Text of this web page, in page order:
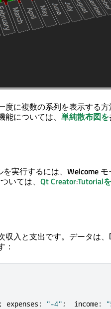
に複数の系列を表示する
については、 単純散布図を
実行するには、 Welcome モ
いては、 Qt Creator:Tutorialを
入と支出です。データは、
：
; expenses : "-4" ; income: